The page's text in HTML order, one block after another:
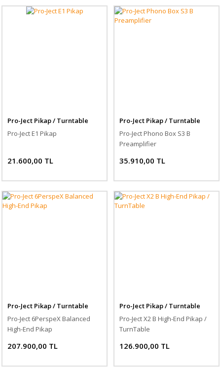
Pro-Ject Pikap / Turntable
Pro-Ject E1 Pikap
21.600,00 TL
Pro-Ject Pikap / Turntable
Pro-Ject Phono Box S3 B
Preamplifier
35.910,00 TL
Pro-Ject Pikap / Turntable
Pro-Ject 6PerspeX Balanced
High-End Pikap
207.900,00 TL
Pro-Ject Pikap / Turntable
Pro-Ject X2 B High-End Pikap /
TurnTable
126.900,00 TL